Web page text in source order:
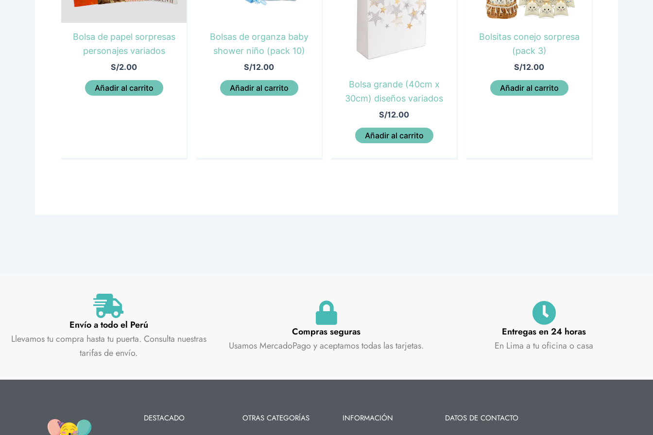
Bolsa de papel sorpresas
personajes variados
S/2.00
Añadir al carrito
Bolsas de organza baby
shower niño (pack 10)
S/12.00
Añadir al carrito
Bolsa grande (40cm x
30cm) diseños variados
S/12.00
Añadir al carrito
Bolsitas conejo sorpresa
(pack 3)
S/12.00
Añadir al carrito
Envío a todo el Perú
Llevamos tu compra hasta tu puerta. Consulta nuestras
tarifas de envío.
Compras seguras
Usamos MercadoPago y aceptamos todas las tarjetas.
Entregas en 24 horas
En Lima a tu oficina o casa
DESTACADO OTRAS CATEGORÍAS INFORMACIÓN DATOS DE CONTACTO